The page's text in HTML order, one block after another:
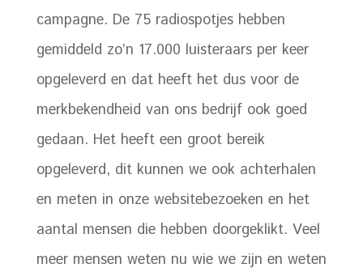
campagne. De 75 radiospotjes hebben
gemiddeld zo’n 17.000 luisteraars per keer
opgeleverd en dat heeft het dus voor de
merkbekendheid van ons bedrijf ook goed
gedaan. Het heeft een groot bereik
opgeleverd, dit kunnen we ook achterhalen
en meten in onze websitebezoeken en het
aantal mensen die hebben doorgeklikt. Veel
meer mensen weten nu wie we zijn en weten